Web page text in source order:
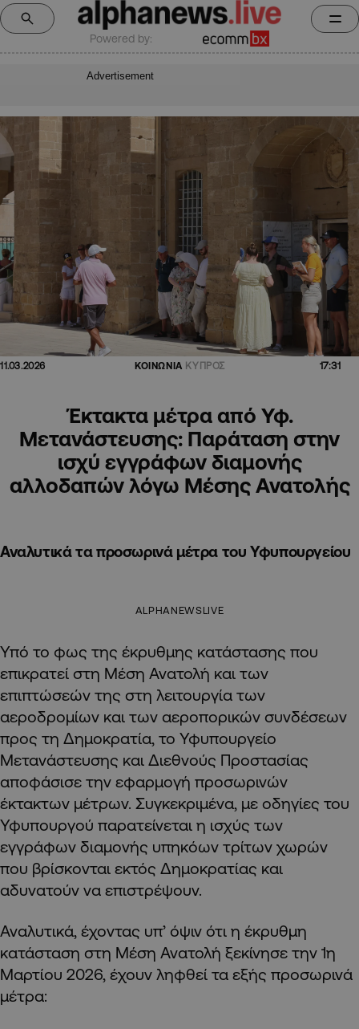
Powered by:
Advertisement
11.03.2026 ΚΟΙΝΩΝΙΑ ΚΥΠΡΟΣ 17:31
Έκτακτα μέτρα από Υφ.
Μετανάστευσης: Παράταση στην
ισχύ εγγράφων διαμονής
αλλοδαπών λόγω Μέσης Ανατολής
Αναλυτικά τα προσωρινά μέτρα του Υφυπουργείου
ALPHANEWSLIVE
Υπό το φως της έκρυθμης κατάστασης που
επικρατεί στη Μέση Ανατολή και των
επιπτώσεών της στη λειτουργία των
αεροδρομίων και των αεροπορικών συνδέσεων
προς τη Δημοκρατία, το Υφυπουργείο
Μετανάστευσης και Διεθνούς Προστασίας
αποφάσισε την εφαρμογή προσωρινών
έκτακτων μέτρων. Συγκεκριμένα, με οδηγίες του
Υφυπουργού παρατείνεται η ισχύς των
εγγράφων διαμονής υπηκόων τρίτων χωρών
που βρίσκονται εκτός Δημοκρατίας και
αδυνατούν να επιστρέψουν.
Αναλυτικά, έχοντας υπ’ όψιν ότι η έκρυθμη
κατάσταση στη Μέση Ανατολή ξεκίνησε την 1η
Μαρτίου 2026, έχουν ληφθεί τα εξής προσωρινά
μέτρα: